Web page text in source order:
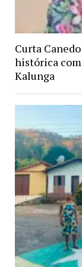
Curta
histórica
Kalunga